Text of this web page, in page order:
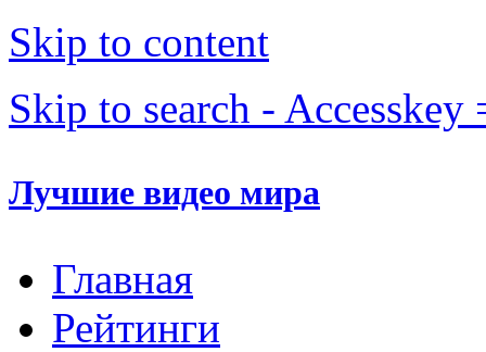
Skip to content
Skip to search - Accesskey
Лучшие видео мира
Главная
Рейтинги